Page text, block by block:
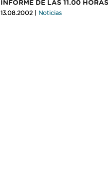
INFORME DE LAS 11.00
13.08.2002 | Noticias